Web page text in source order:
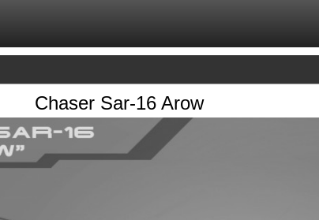
Chaser Sar-16 Arow